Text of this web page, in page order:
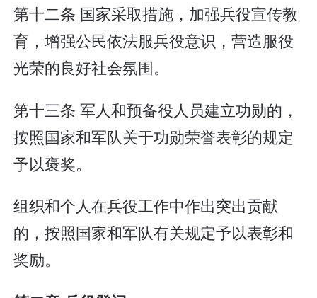
第十二条 国家采取措施，加强兵役宣传教
育，增强公民依法服兵役意识，营造服役
光荣的良好社会氛围。
第十三条 军人和预备役人员建立功勋的，
按照国家和军队关于功勋荣誉表彰的规定
予以褒奖。
组织和个人在兵役工作中作出突出贡献
的，按照国家和军队有关规定予以表彰和
奖励。